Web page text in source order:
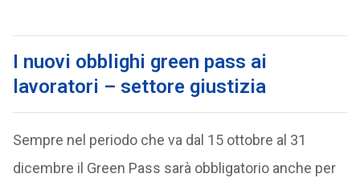
I nuovi obblighi green pass ai
lavoratori – settore giustizia
Sempre nel periodo che va dal 15 ottobre al 31
dicembre il Green Pass sarà obbligatorio anche per